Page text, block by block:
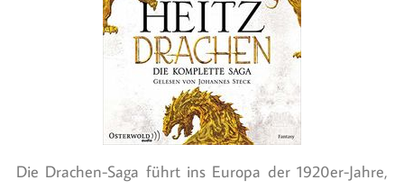
Die Drachen-Saga führt ins Europa der 1920er-Jahre,